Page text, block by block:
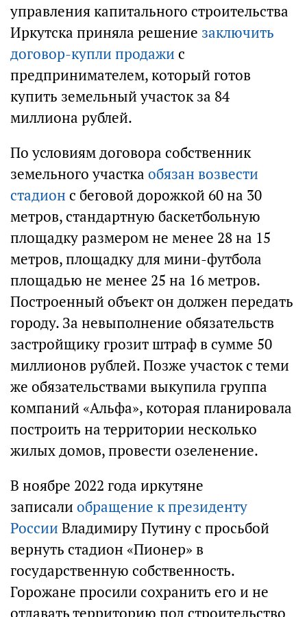
управления капитального строительства
Иркутска приняла решение заключить
договор-купли продажи с
предпринимателем, который готов
купить земельный участок за 84
миллиона рублей.
По условиям договора собственник
земельного участка обязан возвести
стадион с беговой дорожкой 60 на 30
метров, стандартную баскетбольную
площадку размером не менее 28 на 15
метров, площадку для мини-футбола
площадью не менее 25 на 16 метров.
Построенный объект он должен передать
городу. За невыполнение обязательств
застройщику грозит штраф в сумме 50
миллионов рублей. Позже участок с теми
же обязательствами выкупила группа
компаний «Альфа», которая планировала
построить на территории несколько
жилых домов, провести озеленение.
В ноябре 2022 года иркутяне
записали обращение к президенту
России Владимиру Путину с просьбой
вернуть стадион «Пионер» в
государственную собственность.
Горожане просили сохранить его и не
отдавать территорию под строительство